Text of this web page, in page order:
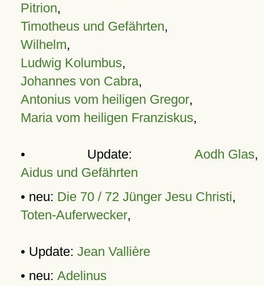
Pitrion,
Timotheus und Gefährten,
Wilhelm,
Ludwig Kolumbus,
Johannes von Cabra,
Antonius vom heiligen Gregor,
Maria vom heiligen Franziskus,
• Update: Aodh Glas,
Aidus und Gefährten
• neu: Die 70 / 72 Jünger Jesu Christi,
Toten-Auferwecker,
• Update: Jean Vallière
• neu: Adelinus